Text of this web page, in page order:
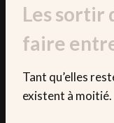
Les sortir
faire
Tant qu’elles
existent à moitié.